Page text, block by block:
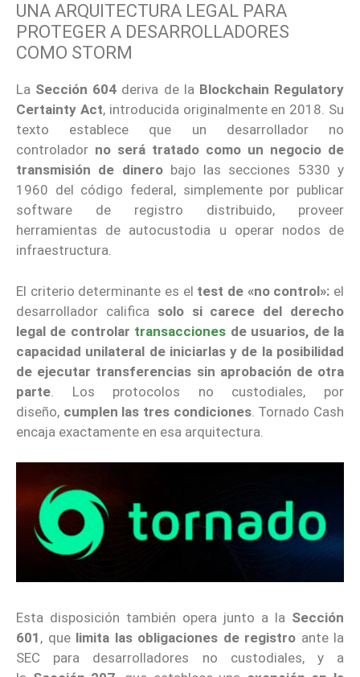
UNA ARQUITECTURA LEGAL PARA
PROTEGER A DESARROLLADORES
COMO STORM
La Sección 604 deriva de la Blockchain Regulatory
Certainty Act, introducida originalmente en 2018. Su
texto establece que un desarrollador no
controlador no será tratado como un negocio de
transmisión de dinerobajo las secciones 5330 y
1960 del código federal, simplemente por publicar
software de registro distribuido, proveer
herramientas de autocustodia u operar nodos de
infraestructura.
El criterio determinante es el test de «no control»: el
desarrollador califica solo si carece del derecho
legal de controlar transacciones de usuarios, de la
capacidad unilateral de iniciarlas y de la posibilidad
de ejecutar transferencias sin aprobación de otra
parte . Los protocolos no custodiales, por
diseño, cumplen las tres condiciones. Tornado Cash
encaja exactamente en esa arquitectura.
Esta disposición también opera junto a la Sección
601 , que limita las obligaciones de registro ante la
SEC para desarrolladores no custodiales, y a